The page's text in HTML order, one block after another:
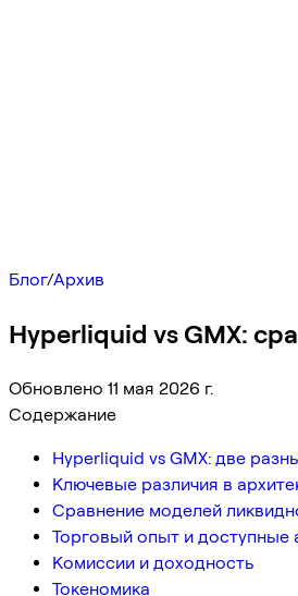
Блог/Архив
Hyperliquid vs GMX:
Обновлено 11 мая 2026 г.
Содержание
Hyperliquid vs GMX: две
Ключевые различия в
Сравнение моделей
Торговый опыт и доступные
Комиссии и доходность
Токеномика